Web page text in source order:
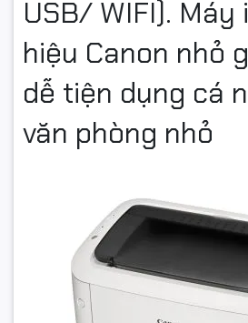
USB/ WIFI).
hiệu Canon nhỏ
dễ tiện dụng cá
văn phòng nhỏ